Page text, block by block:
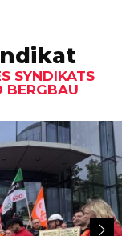
SYNDIKATS
BERGBAU